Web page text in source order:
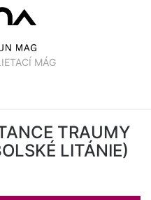
MÁG
TRAUMY
LITÁNIE)